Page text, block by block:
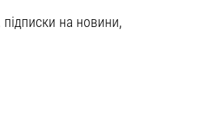
на новини,